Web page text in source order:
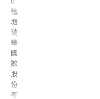
德
塘
瑞
華
國
際
股
份
有